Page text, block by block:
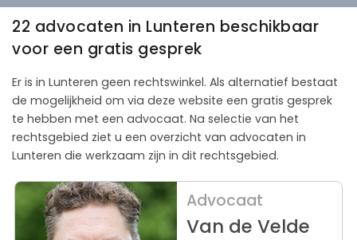
22 advocaten in Lunteren beschikbaar
voor een gratis gesprek
Er is in Lunteren geen rechtswinkel. Als alternatief bestaat
de mogelijkheid om via deze website een gratis gesprek
te hebben met een advocaat. Na selectie van het
rechtsgebied ziet u een overzicht van advocaten in
Lunteren die werkzaam zijn in dit rechtsgebied.
Advocaat
Van de Velde